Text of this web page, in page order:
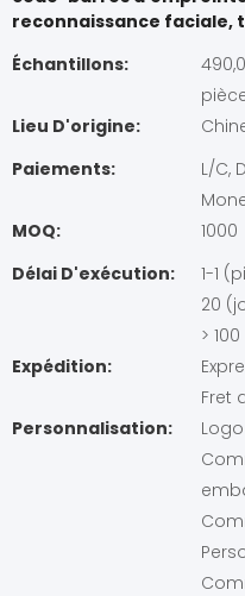
reconnaissance faciale,
Échantillons:
Lieu D'origine:
Paiements:
L/C,
MOQ:
1000
Délai D'exécution:
1-1
20
>
Expédition:
Fret
Personnalisation: